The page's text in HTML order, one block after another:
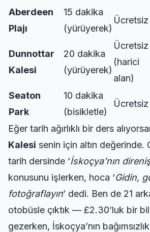
Aberdeen
Plajı
15 dakika
(yürüyerek)
Ücretsiz
Dunnottar
Kalesi
20 dakika
(yürüyerek)
Ücretsiz
(harici
alan)
Seaton
Park
10 dakika
(bisikletle)
Ücretsiz
Eğer tarih ağırlıklı bir ders
Kalesi senin için altın değerinde.
tarih dersinde ‘İskoçya’nın
konusunu işlerken, hoca ‘Gidin,
fotoğraflayın’ dedi. Ben de 21
otobüsle çıktık — £2.30’luk bir
gezerken, İskoçya’nın